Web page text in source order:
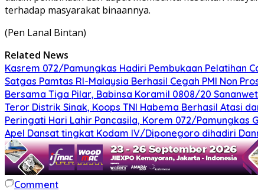
terhadap masyarakat binaannya.
(Pen Lanal Bintan)
Related News
Kasrem 072/Pamungkas Hadiri Pembukaan Pelatihan
Satgas Pamtas RI-Malaysia Berhasil Cegah PMI Non
Bersama Tiga Pilar, Babinsa Koramil 0808/20
Teror Distrik Sinak, Koops TNI Habema Berhasil Atasi
Peringati Hari Lahir Pancasila, Korem 072/Pamungkas
Apel Dansat tingkat Kodam lV/Diponegoro dihadiri
Comment